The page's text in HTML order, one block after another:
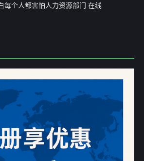
每个人都害怕人力资源部门 在线